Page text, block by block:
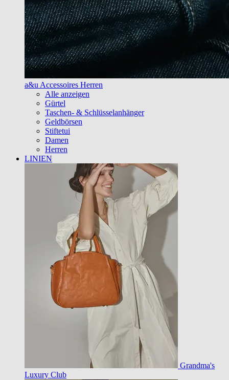
a&u Accessoires Herren
Alle anzeigen
Gürtel
Taschen- & Schlüsselanhänger
Geldbörsen
Stiftetui
Damen
Herren
LINIEN
Grandma's
Luxury Club